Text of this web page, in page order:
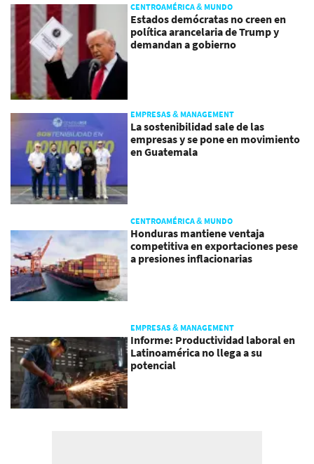
CENTROAMÉRICA & MUNDO
Estados demócratas no creen en
política arancelaria de Trump y
demandan a gobierno
EMPRESAS & MANAGEMENT
La sostenibilidad sale de las
empresas y se pone en movimiento
en Guatemala
CENTROAMÉRICA & MUNDO
Honduras mantiene ventaja
competitiva en exportaciones pese
a presiones inflacionarias
EMPRESAS & MANAGEMENT
Informe: Productividad laboral en
Latinoamérica no llega a su
potencial